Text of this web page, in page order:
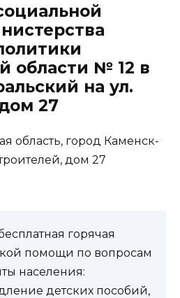
области № 12 в
на ул.
27
область, город Каменск-
дом 27
горячая
помощи по вопросам
населения:
детских пособий,